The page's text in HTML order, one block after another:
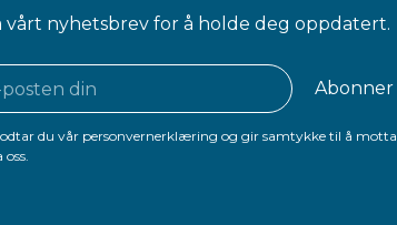
vårt nyhetsbrev for å holde deg oppdatert.
du vår personvernerklæring og gir samtykke til å motta